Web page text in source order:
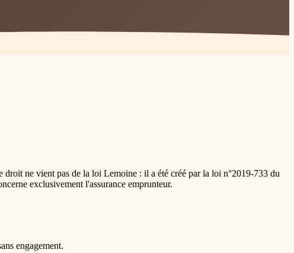
ne vient pas de la loi Lemoine : il a été créé par la loi n°2019-733 du
exclusivement l'assurance emprunteur.
engagement.